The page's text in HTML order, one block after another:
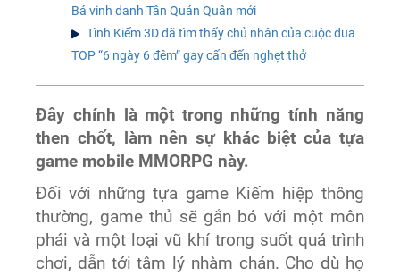
Bá vinh danh Tân Quán Quân mới
Tình Kiếm 3D đã tìm thấy chủ nhân của cuộc đua
TOP “6 ngày 6 đêm” gay cấn đến nghẹt thở
Đây chính là một trong những tính năng
then chốt, làm nên sự khác biệt của tựa
game mobile MMORPG này.
Đối với những tựa game Kiếm hiệp thông
thường, game thủ sẽ gắn bó với một môn
phái và một loại vũ khí trong suốt quá trình
chơi, dẫn tới tâm lý nhàm chán. Cho dù họ